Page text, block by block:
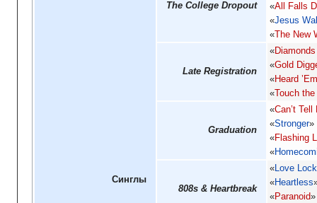
Синглы
The College Dropout
«All Falls
«Jesus
« The New
Late Registration
«
«Gold
«Heard
« Touch
Graduation
«Can’t
«Stronger»
«Flashing
«
808s & Heartbreak
«Love
«Heartless
«Paranoid»